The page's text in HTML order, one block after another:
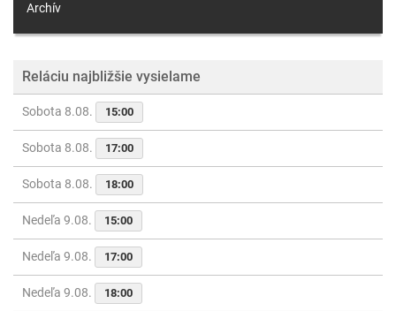
Archív
Reláciu najbližšie vysielame
Sobota 8.08. 15:00
Sobota 8.08. 17:00
Sobota 8.08. 18:00
Nedeľa 9.08. 15:00
Nedeľa 9.08. 17:00
Nedeľa 9.08. 18:00